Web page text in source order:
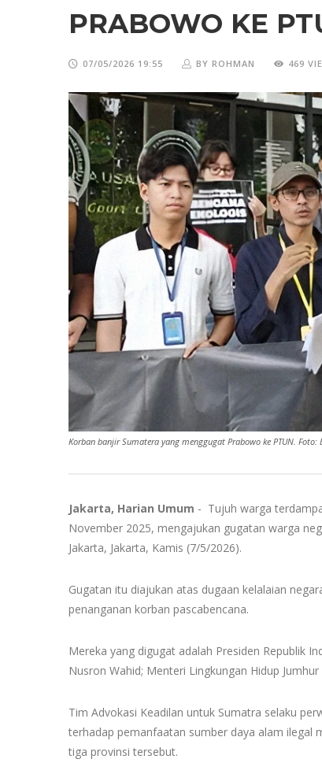
PRABOWO KE
07/05/2026 19:55 BY ROHMAN 469
Korban banjir Sumatera yang menggugat Prabowo ke PTUN. Foto:
Jakarta, Harian Umum - Tujuh warga
November 2025, mengajukan gugatan warga
Jakarta, Jakarta, Kamis (7/5/2026).
Gugatan itu diajukan atas dugaan kelalaian
penanganan korban pascabencana.
Mereka yang digugat adalah Presiden Republik
Nusron Wahid; Menteri Lingkungan Hidup
Tim Advokasi Keadilan untuk Sumatra selaku
terhadap pemanfaatan sumber daya alam ilegal
tiga provinsi tersebut.